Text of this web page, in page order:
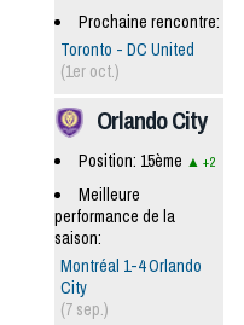
Prochaine rencontre:
Toronto - DC United
(1er oct.)
Orlando City
Position: 15ème +2
Meilleure
performance de la
saison:
Montréal 1-4 Orlando
City
(7 sep.)